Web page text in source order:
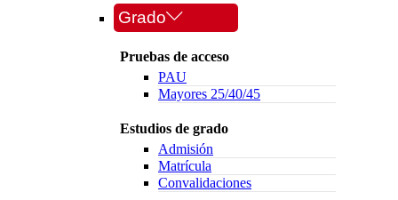
Grado
Pruebas de acceso
PAU
Mayores 25/40/45
Estudios de grado
Admisión
Matrícula
Convalidaciones